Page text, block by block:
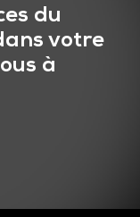
du
votre
à